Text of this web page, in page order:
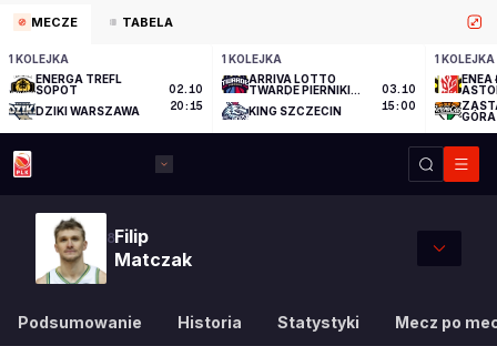
MECZE TABELA
1 KOLEJKA
ENERGA TREFL
SOPOT
DZIKI WARSZAWA
02.10
20:15
1 KOLEJKA
ARRIVA LOTTO
TWARDE PIERNIKI
KING SZCZECIN
03.10
15:00
1 KOLEJKA
ENEA
GÓRA
8Filip
Matczak
Podsumowanie Historia Statystyki Mecz po